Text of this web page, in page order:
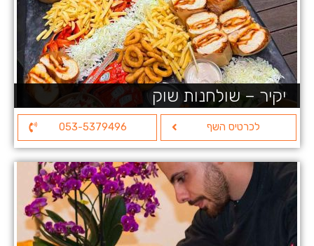
יקיר – שולחנות שוק
לכרטיס השף 053-5379496